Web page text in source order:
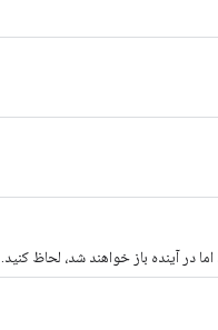
در آینده باز خواهند شد، لحاظ کنید.